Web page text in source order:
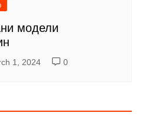
модели
1, 2024 0